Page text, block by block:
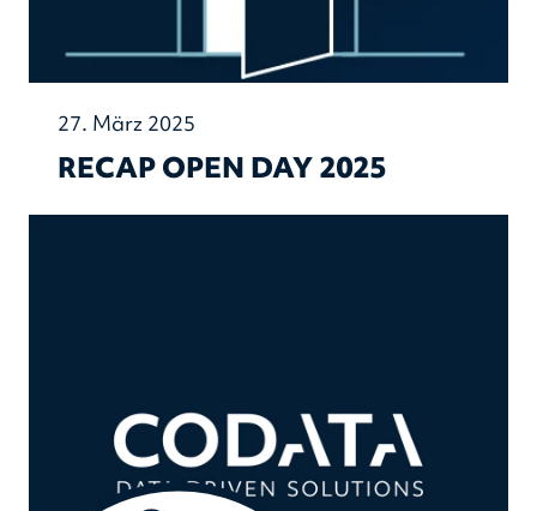
27. März 2025
RECAP OPEN DAY 2025